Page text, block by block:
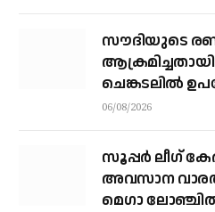
സൗദിയുടെ
ചെങ്കടലിൽ
06/08/2026
സൂപ്പര്‍ ലീഗ്
അവസാന
മെഗാ